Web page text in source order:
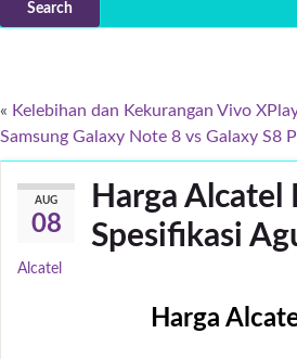
Search
« Kelebihan dan Kekurangan Vivo
Samsung Galaxy Note 8 vs Galaxy S8
AUG
08
Harga Alcatel
Spesifikasi
Alcatel
Harga